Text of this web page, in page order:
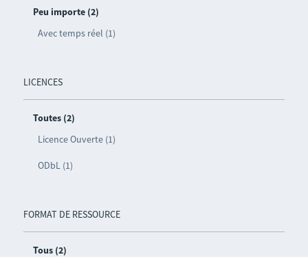
Peu importe (2)
Avec temps réel (1)
LICENCES
Toutes (2)
Licence Ouverte (1)
ODbL (1)
FORMAT DE RESSOURCE
Tous (2)